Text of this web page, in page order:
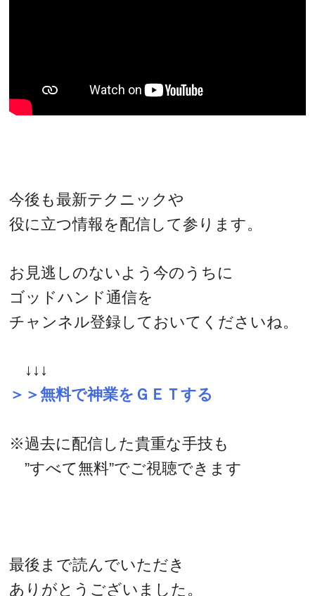
今後も最新テクニックや
役に立つ情報を配信して参ります。
お見逃しのないよう今のうちに
ゴッドハンド通信を
チャンネル登録しておいてくださいね。
↓↓↓
＞＞無料で神業をＧＥＴする
※過去に配信した貴重な手技も
”すべて無料”でご視聴できます
最後まで読んでいただき
ありがとうございました。